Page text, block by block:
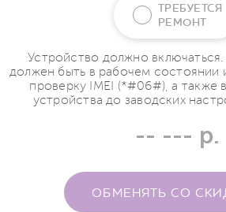
ТРЕБУЕТСЯ
РЕМОНТ
Устройство должно
должен быть в рабочем состоянии
проверку IMEI (*#06#), а также
устройства до заводских
-- --- р.
ОБМЕНЯТЬ СО